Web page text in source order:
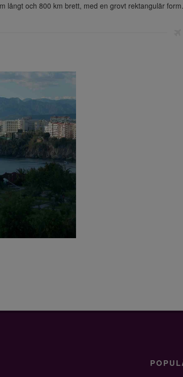
långt och 800 km brett, med en grovt rektangulär